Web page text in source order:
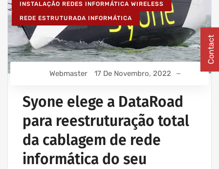
INSTALAÇÃO REDES INFORMÁTICA WIRELESS
REDE ESTRUTURADA INFORMÁTICA
Webmaster 17 De Novembro, 2022
Syone elege a DataRoad
para reestruturação total
da cablagem de rede
informática do seu
Contact